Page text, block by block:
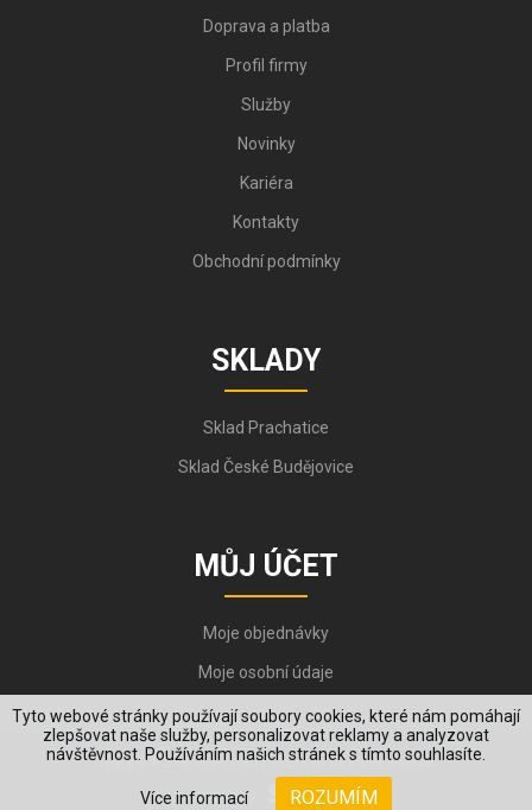
Tyto webové stránky používají soubory cookies, které nám pomáhají
zlepšovat naše služby, personalizovat reklamy a analyzovat
návštěvnost. Používáním našich stránek s tímto souhlasíte.
Více informací ROZUMÍM
Doprava a platba
Profil firmy
Služby
Novinky
Kariéra
Kontakty
Obchodní podmínky
SKLADY
Sklad Prachatice
Sklad České Budějovice
MŮJ ÚČET
Moje objednávky
Moje osobní údaje
Copyright © 2006-2026, VYKOV STEEL s.r.o. All Rights Reserved.
Created by